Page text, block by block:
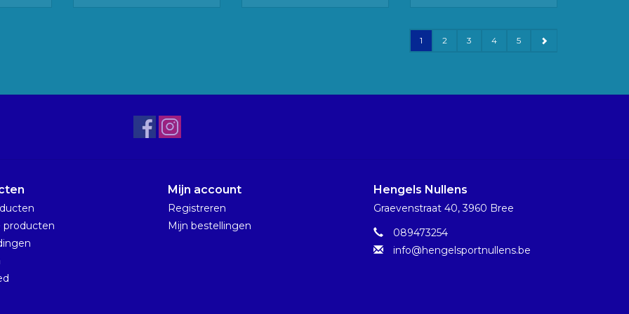
1 2 3 4 5
producten
Mijn account
Registreren
Mijn bestellingen
Hengels Nullens
Graevenstraat 40, 3960 Bree
089473254
info@hengelsportnullens.be